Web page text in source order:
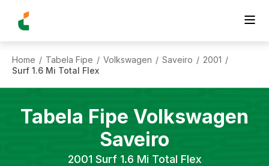
Home / Tabela Fipe / Volkswagen / Saveiro / 2001 /
Surf 1.6 Mi Total Flex
Tabela Fipe Volkswagen
Saveiro
2001 Surf 1.6 Mi Total Flex